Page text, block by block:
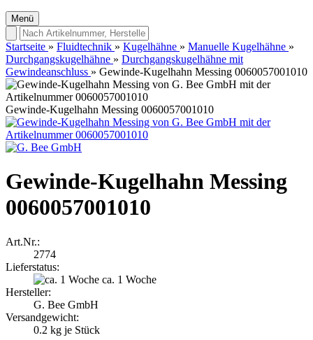
Menü
Startseite » Fluidtechnik » Kugelhähne » Manuelle Kugelhähne »
Durchgangskugelhähne » Durchgangskugelhähne mit
Gewindeanschluss » Gewinde-Kugelhahn Messing 0060057001010
Gewinde-Kugelhahn Messing 0060057001010
Gewinde-Kugelhahn Messing
0060057001010
Art.Nr.:
2774
Lieferstatus:
ca. 1 Woche
Hersteller:
G. Bee GmbH
Versandgewicht:
0.2 kg je Stück